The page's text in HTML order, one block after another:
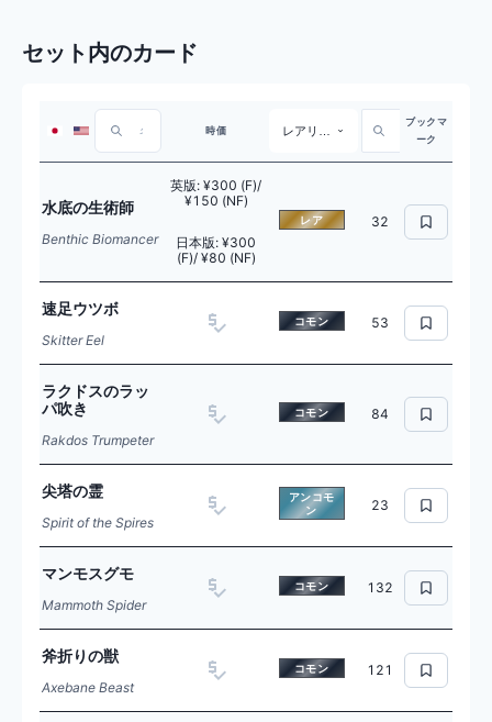
セット内のカード
時価 レアリティ
ブックマ
ーク
水底の生術師
Benthic Biomancer
英版: ¥300 (F)/
¥150 (NF)
日本版: ¥300
(F)/ ¥80 (NF)
レア 32
速足ウツボ
Skitter Eel
コモン 53
ラクドスのラッ
パ吹き
Rakdos Trumpeter
コモン 84
尖塔の霊
Spirit of the Spires
アンコモ
ン
23
マンモスグモ
Mammoth Spider
コモン 132
斧折りの獣
Axebane Beast
コモン 121